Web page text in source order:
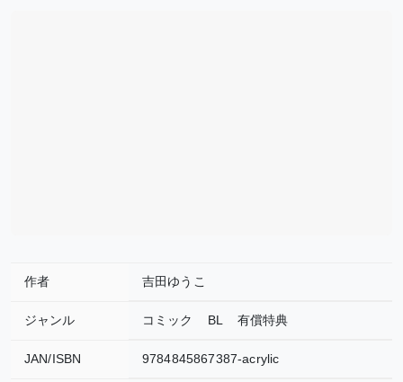
作者 吉田ゆうこ
ジャンル コミック BL 有償特典
JAN/ISBN 9784845867387-acrylic